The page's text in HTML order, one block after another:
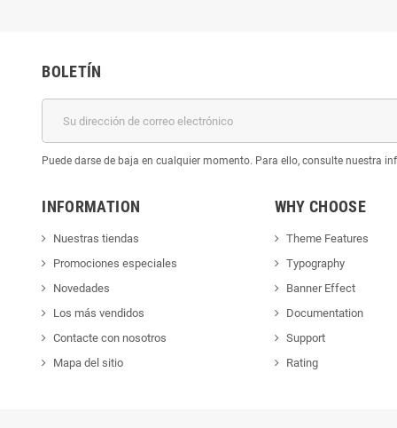
BOLETÍN
Puede darse de baja en cualquier momento. Para ello, consulte nuestra
INFORMATION
Nuestras tiendas
Promociones especiales
Novedades
Los más vendidos
Contacte con nosotros
Mapa del sitio
WHY CHOOSE
Theme Features
Typography
Banner Effect
Documentation
Support
Rating